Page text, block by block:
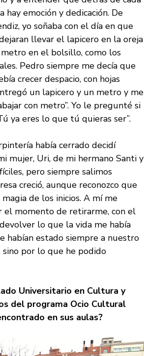
hay emoción y dedicación. De
yo soñaba con el día en que
llevar el lapicero en la oreja
en el bolsillo, como los
Pedro siempre me decía que
crecer despacio, con hojas
un lapicero y un metro y me
con metro”. Yo le pregunté si
ya eres lo que tú quieras ser”.
había cerrado decidí
mujer, Uri, de mi hermano Santi y
pero siempre salimos
creció, aunque reconozco que
de los inicios. A mí me
el momento de retirarme, con el
lo que la vida me había
habían estado siempre a nuestro
por lo que he podido
Universitario en Cultura y
del programa Ocio Cultural
en sus aulas?